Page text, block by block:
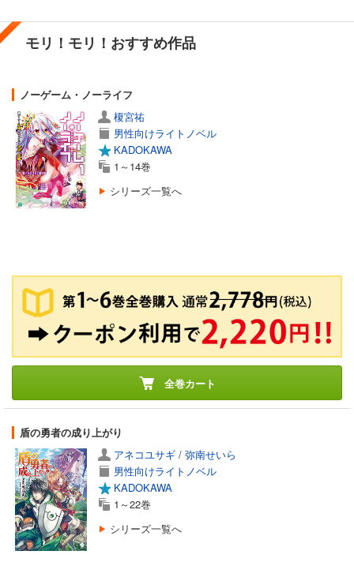
モリ！モリ！おすすめ作品
ノーゲーム・ノーライフ
榎宮祐
男性向けライトノベル
KADOKAWA
1～14巻
シリーズ一覧へ
全巻カート
盾の勇者の成り上がり
アネコユサギ / 弥南せいら
男性向けライトノベル
KADOKAWA
1～22巻
シリーズ一覧へ